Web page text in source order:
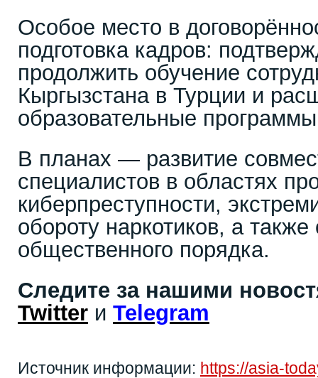
Особое место в
подготовка кадров:
продолжить обучение
Кыргызстана в Турции и
образовательные
В планах — развитие
специалистов в областях
киберпреступности,
обороту наркотиков, а
общественного порядка.
Следите за нашими
Twitter и Telegram
Источник информации: https://asia-